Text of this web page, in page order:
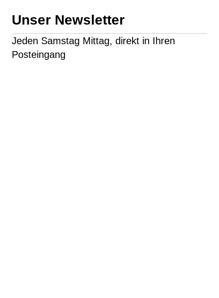
Unser Newsletter
Jeden Samstag Mittag, direkt in Ihren
Posteingang